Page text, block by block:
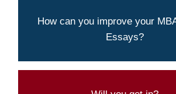
How can you improve your
Essays?
Aringo's experts can help you
yourself best